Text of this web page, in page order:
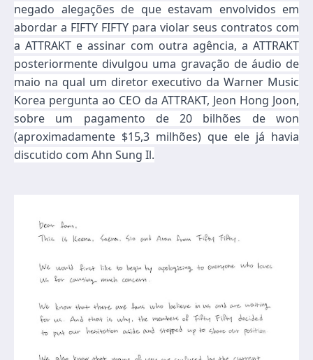
negado alegações de que estavam envolvidos em
abordar a FIFTY FIFTY para violar seus contratos com
a ATTRAKT e assinar com outra agência, a ATTRAKT
posteriormente divulgou uma gravação de áudio de
maio na qual um diretor executivo da Warner Music
Korea pergunta ao CEO da ATTRAKT, Jeon Hong Joon,
sobre um pagamento de 20 bilhões de won
(aproximadamente $15,3 milhões) que ele já havia
discutido com Ahn Sung Il.